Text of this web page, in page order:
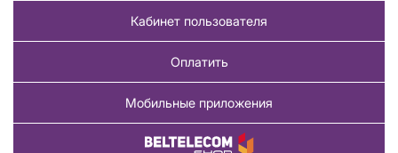
Кабинет пользователя
Оплатить
Мобильные приложения
Купить товар